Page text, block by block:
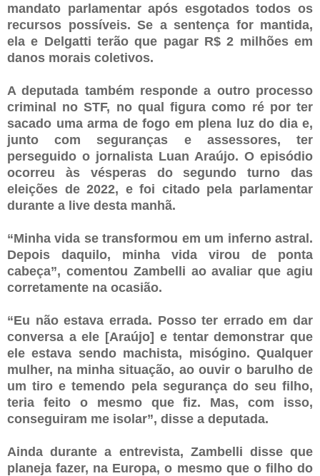
mandato parlamentar após esgotados todos os
recursos possíveis. Se a sentença for mantida,
ela e Delgatti terão que pagar R$ 2 milhões em
danos morais coletivos.
A deputada também responde a outro processo
criminal no STF, no qual figura como ré por ter
sacado uma arma de fogo em plena luz do dia e,
junto com seguranças e assessores, ter
perseguido o jornalista Luan Araújo. O episódio
ocorreu às vésperas do segundo turno das
eleições de 2022, e foi citado pela parlamentar
durante a live desta manhã.
“Minha vida se transformou em um inferno astral.
Depois daquilo, minha vida virou de ponta
cabeça”, comentou Zambelli ao avaliar que agiu
corretamente na ocasião.
“Eu não estava errada. Posso ter errado em dar
conversa a ele [Araújo] e tentar demonstrar que
ele estava sendo machista, misógino. Qualquer
mulher, na minha situação, ao ouvir o barulho de
um tiro e temendo pela segurança do seu filho,
teria feito o mesmo que fiz. Mas, com isso,
conseguiram me isolar”, disse a deputada.
Ainda durante a entrevista, Zambelli disse que
planeja fazer, na Europa, o mesmo que o filho do